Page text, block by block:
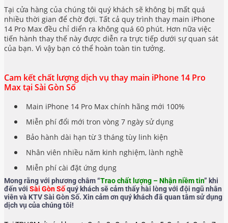
Tại cửa hàng của chúng tôi quý khách sẽ không bị mất quá
nhiều thời gian để chờ đợi. Tất cả quy trình thay main iPhone
14 Pro Max đều chỉ diển ra không quá 60 phút. Hơn nữa việc
tiến hành thay thế này được diễn ra trực tiếp dưới sự quan sát
của bạn. Vì vậy bạn có thể hoàn toàn tin tưởng.
Cam kết chất lượng dịch vụ thay main iPhone 14 Pro
Max tại Sài Gòn Số
Main iPhone 14 Pro Max chính hãng mới 100%
Miễn phí đổi mới tron vòng 7 ngày sử dụng
Bảo hành dài hạn từ 3 tháng tùy linh kiện
Nhân viên nhiều năm kinh nghiệm, lành nghề
Miễn phí cài đặt ứng dụng
Mong rằng với phương châm “Trao chất lượng – Nhận niềm tin” khi
đến với Sài Gòn Sốquý khách sẽ cảm thấy hài lòng với đội ngũ nhân
viên và KTV Sài Gòn Số. Xin cảm ơn quý khách đã quan tâm sử dụng
dịch vụ của chúng tôi!